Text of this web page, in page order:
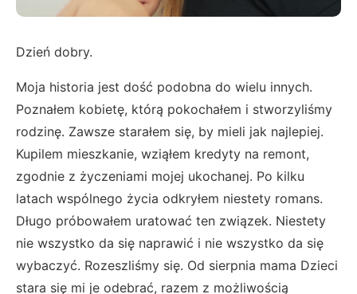
Dzień dobry.
Moja historia jest dość podobna do wielu innych.
Poznałem kobietę, którą pokochałem i stworzyliśmy
rodzinę. Zawsze starałem się, by mieli jak najlepiej.
Kupilem mieszkanie, wziąłem kredyty na remont,
zgodnie z życzeniami mojej ukochanej. Po kilku
latach wspólnego życia odkryłem niestety romans.
Długo próbowałem uratować ten związek. Niestety
nie wszystko da się naprawić i nie wszystko da się
wybaczyć. Rozeszliśmy się. Od sierpnia mama Dzieci
stara się mi je odebrać, razem z możliwością